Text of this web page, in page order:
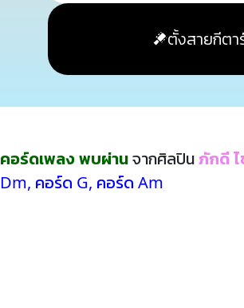
ตั้งสายกีตา
คอร์ดเพลง พบผ่านจากศิลปินภักดี
Dm, คอร์ด G, คอร์ด Am